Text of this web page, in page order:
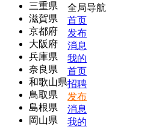
三重県
滋賀県
京都府
大阪府
兵庫県
奈良県
和歌山県
鳥取県
島根県
岡山県
全局导航
首页
发布
消息
我的
首页
招聘
发布
消息
我的